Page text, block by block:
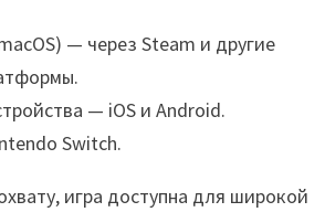
— через Steam и другие
— iOS и Android.
Switch.
игра доступна для широкой